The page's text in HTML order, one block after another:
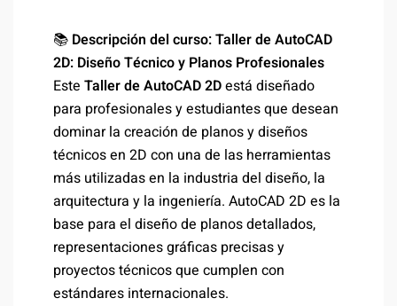
📚 Descripción del curso: Taller de AutoCAD
2D: Diseño Técnico y Planos Profesionales
Este Taller de AutoCAD 2Destá diseñado
para profesionales y estudiantes que desean
dominar la creación de planos y diseños
técnicos en 2D con una de las herramientas
más utilizadas en la industria del diseño, la
arquitectura y la ingeniería. AutoCAD 2D es la
base para el diseño de planos detallados,
representaciones gráficas precisas y
proyectos técnicos que cumplen con
estándares internacionales.